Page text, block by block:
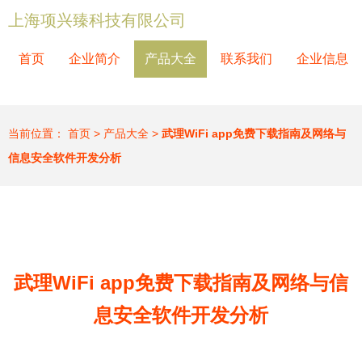
上海项兴臻科技有限公司
首页 企业简介 产品大全 联系我们 企业信息
当前位置： 首页 > 产品大全 > 武理WiFi app免费下载指南及网络与
信息安全软件开发分析
武理WiFi app免费下载指南及网络与信
息安全软件开发分析